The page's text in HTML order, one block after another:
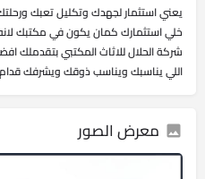
يعني استثمار لجهدك وتكليل تعبك
خلي استثمارك كمان يكون في مكتبك
شركة الحلال للاثاث المكتبي بتقدملك
اللي يناسبك ويناسب ذوقك ويشرفك
معرض الصور